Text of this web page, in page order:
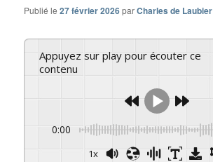
Publié le27 février 2026parCharles de Laubier
Appuyez sur play pour écouter ce
contenu
0:00
1x